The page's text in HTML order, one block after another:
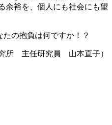
余裕を、個人にも社会にも望
たの抱負は何ですか！？
究所 主任研究員 山本直子）